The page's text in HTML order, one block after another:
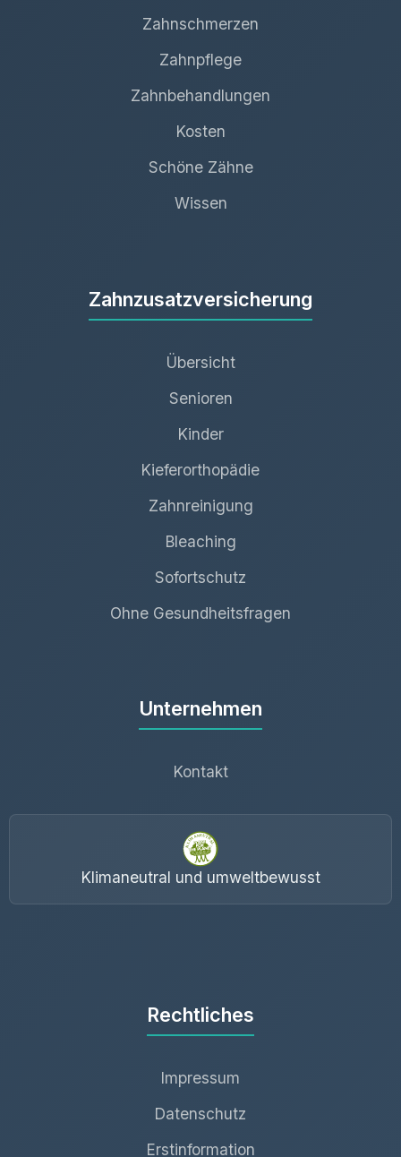
Zahnschmerzen
Zahnpflege
Zahnbehandlungen
Kosten
Schöne Zähne
Wissen
Zahnzusatzversicherung
Übersicht
Senioren
Kinder
Kieferorthopädie
Zahnreinigung
Bleaching
Sofortschutz
Ohne Gesundheitsfragen
Unternehmen
Kontakt
Klimaneutral und umweltbewusst
Rechtliches
Impressum
Datenschutz
Erstinformation